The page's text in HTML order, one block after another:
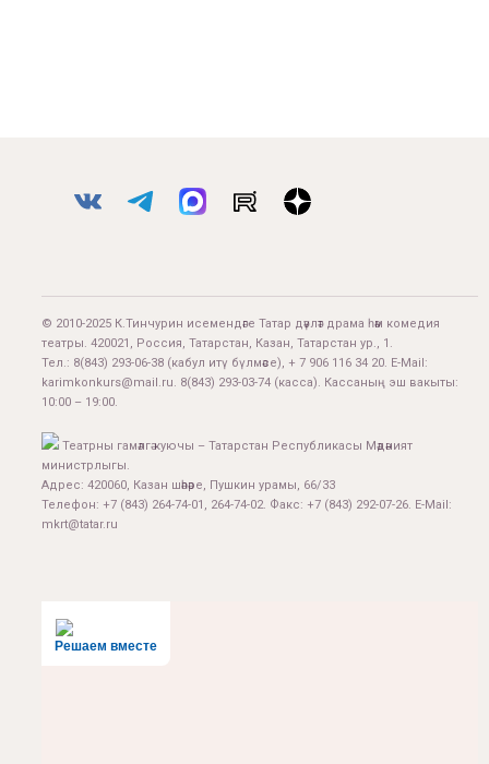
© 2010-2025 К.Тинчурин исемендәге Татар дәүләт драма һәм комедия
театры. 420021, Россия, Татарстан, Казан, Татарстан ур., 1.
Тел.: 8(843) 293-06-38 (кабул итү бүлмәсе), + 7 906 116 34 20. E-Mail:
karimkonkurs@mail.ru. 8(843) 293-03-74 (касса). Кассаның эш вакыты:
10:00 – 19:00.
Театрны гамәлгә куючы – Татарстан Республикасы Мәдәният
министрлыгы.
Адрес: 420060, Казан шәһәре, Пушкин урамы, 66/33
Телефон: +7 (843) 264-74-01, 264-74-02. Факс: +7 (843) 292-07-26. E-Mail:
mkrt@tatar.ru
Решаем вместе